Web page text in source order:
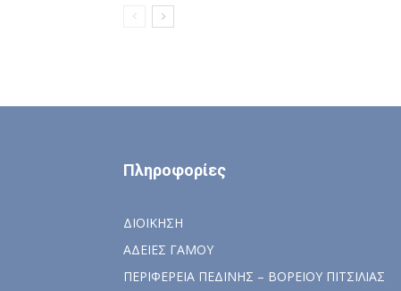
Πληροφορίες
ΔΙΟΙΚΗΣΗ
ΑΔΕΙΕΣ ΓΑΜΟΥ
ΠΕΡΙΦΕΡΕΙΑ ΠΕΔΙΝΗΣ – ΒΟΡΕΙΟΥ ΠΙΤΣΙΛΙΑΣ